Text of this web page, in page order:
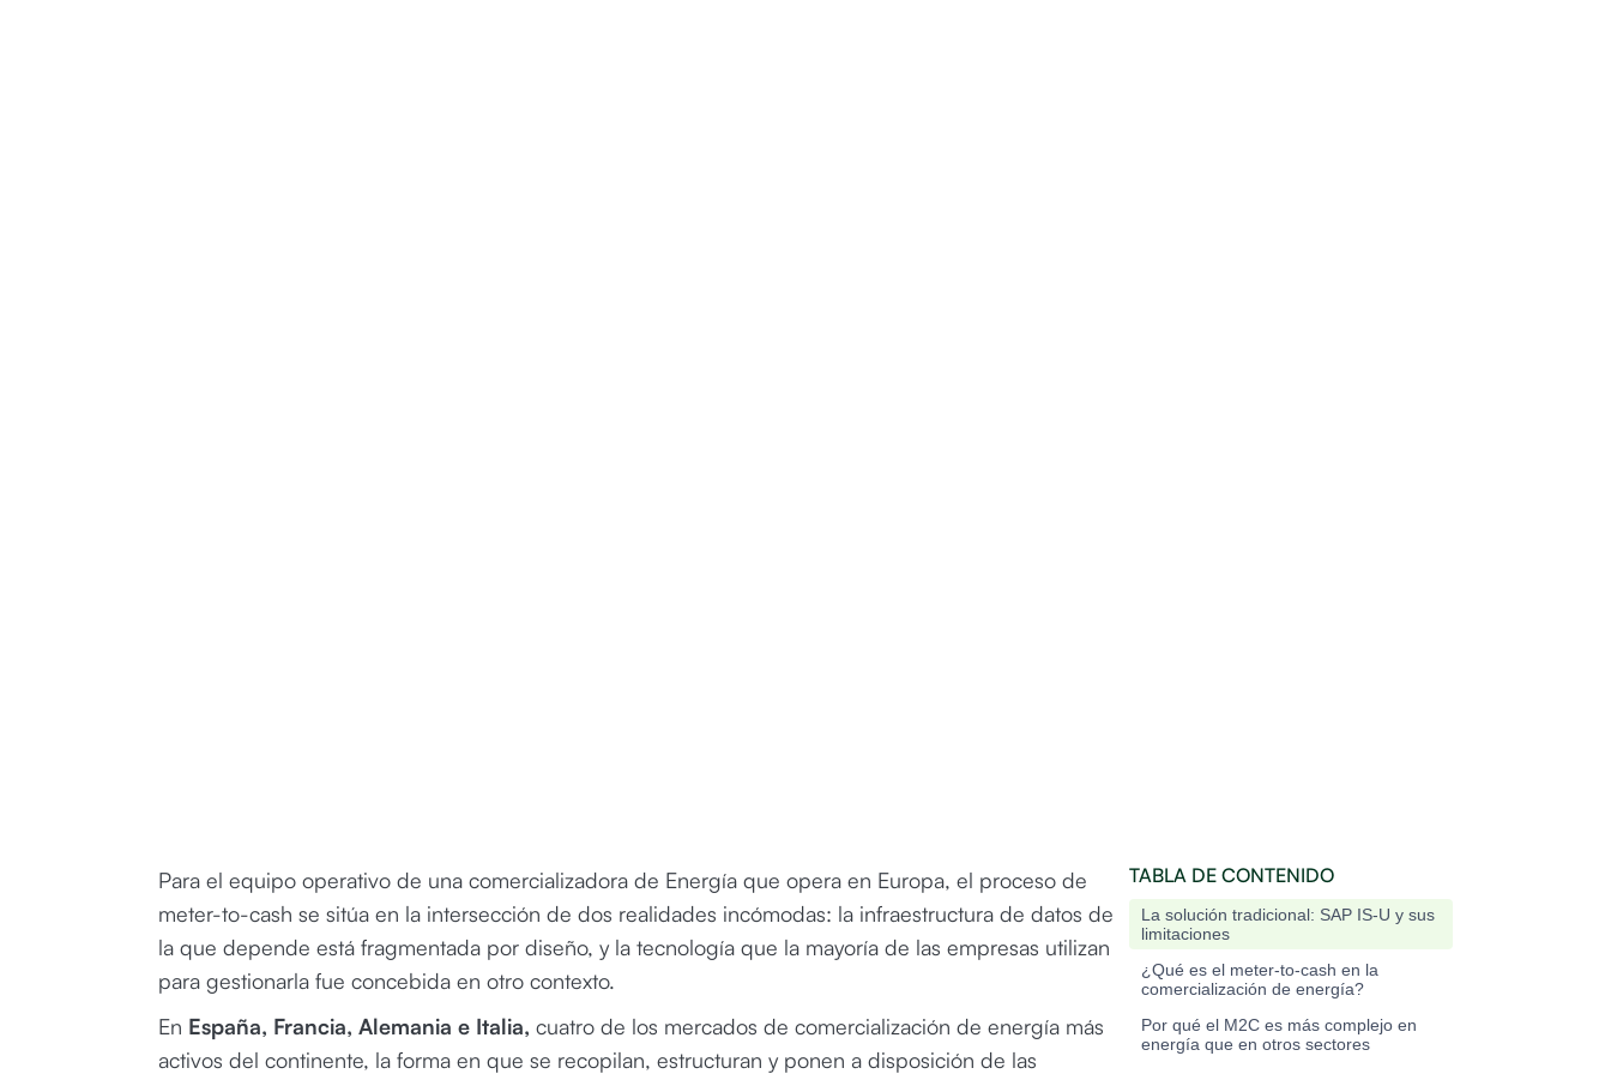
Para el equipo operativo de una comercializadora de Energía que opera en Europa, el proceso de
meter-to-cash se sitúa en la intersección de dos realidades incómodas: la infraestructura de datos de
la que depende está fragmentada por diseño, y la tecnología que la mayoría de las empresas utilizan
para gestionarla fue concebida en otro contexto.
En España, Francia, Alemania e Italia, cuatro de los mercados de comercialización de energía más
activos del continente, la forma en que se recopilan, estructuran y ponen a disposición de las
TABLA DE CONTENIDO
La solución tradicional: SAP IS-U y sus
limitaciones
¿Qué es el meter-to-cash en la
comercialización de energía?
Por qué el M2C es más complejo en
energía que en otros sectores